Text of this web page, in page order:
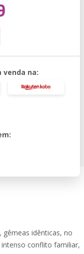
venda na:
idênticas, no
conflito familiar,